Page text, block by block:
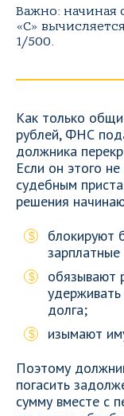
Важно: начиная
«C»
1/500.
Как только
рублей, ФНС
должника
Если он этого
судебным
решения
блокируют
обязывают
долга;
изымают
Поэтому
погасить
сумму вместе с